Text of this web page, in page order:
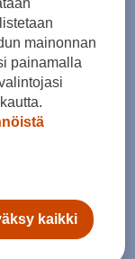
160
mainonnan
painamalla
kaikki